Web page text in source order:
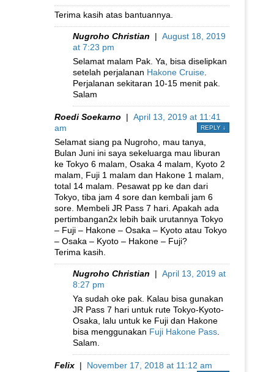
Terima kasih atas bantuannya.
Nugroho Christian | August 18, 2019
at 7:23 pm
Selamat malam Pak. Ya, bisa diselipkan
setelah perjalanan Hakone Cruise
Perjalanan sekitaran 10-15 menit pak.
Salam
Roedi Soekarno | April 13, 2019 at 11:41
am
REPLY ↓
Selamat siang pa Nugroho, mau tanya,
Bulan Juni ini saya sekeluarga mau liburan
ke Tokyo 6 malam, Osaka 4 malam, Kyoto 2
malam, Fuji 1 malam dan Hakone 1 malam,
total 14 malam. Pesawat pp ke dan dari
Tokyo, tiba jam 4 sore dan kembali jam 6
sore. Membeli JR Pass 7 hari. Apakah ada
pertimbangan2x lebih baik urutannya Tokyo
– Fuji – Hakone – Osaka – Kyoto atau Tokyo
– Osaka – Kyoto – Hakone – Fuji?
Terima kasih.
Nugroho Christian | April 13, 2019 at
8:27 pm
Ya sudah oke pak. Kalau bisa gunakan
JR Pass 7 hari untuk rute Tokyo-Kyoto-
Osaka, lalu untuk ke Fuji dan Hakone
bisa menggunakan Fuji Hakone Pass
Salam.
Felix | November 17, 2018 at 11:12 am